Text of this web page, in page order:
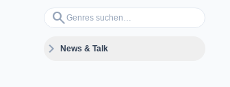
search
Genres suchen…
expand_moreNews & Talk